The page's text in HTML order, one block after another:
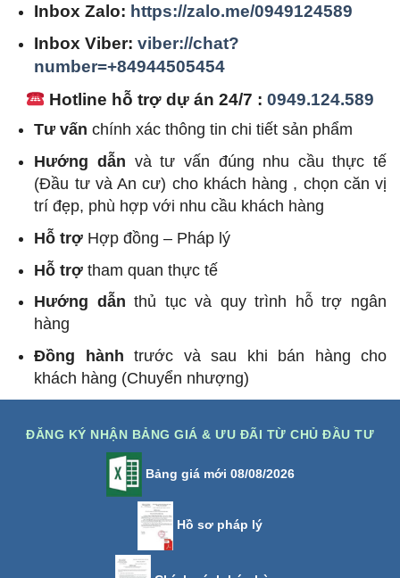
Inbox Zalo: https://zalo.me/0949124589
Inbox Viber:viber://chat?
number=+84944505454
Hotline hỗ trợ dự án 24/7 :0949.124.589
Tư vấn chính xác thông tin chi tiết sản phẩm
Hướng dẫn và tư vấn đúng nhu cầu thực tế
(Đầu tư và An cư) cho khách hàng , chọn căn vị
trí đẹp, phù hợp với nhu cầu khách hàng
Hỗ trợ Hợp đồng – Pháp lý
Hỗ trợtham quan thực tế
Hướng dẫn thủ tục và quy trình hỗ trợ ngân
hàng
Đồng hành trước và sau khi bán hàng cho
khách hàng (Chuyển nhượng)
ĐĂNG KÝ NHẬN BẢNG GIÁ & ƯU ĐÃI TỪ CHỦ ĐẦU TƯ
Bảng giá mới 08/08/2026
Hồ sơ pháp lý